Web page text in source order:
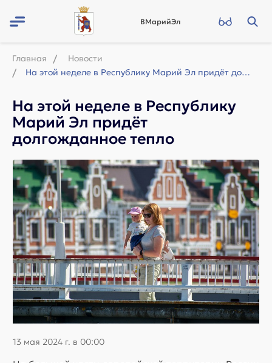
ВМарийЭл
Главная
Новости
На этой неделе в Республику Марий Эл придёт долгожданное тепло
На этой неделе в Республику
Марий Эл придёт
долгожданное тепло
13 мая 2024 г. в 00:00